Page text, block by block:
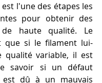
l'une des étapes les
pour obtenir des
de haute qualité. Le
que si le filament lui-
qualité variable, il est
savoir si un défaut
est dû à un mauvais